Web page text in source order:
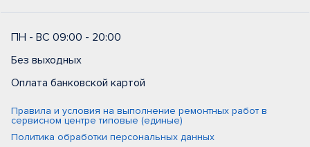
ПН - ВС 09:00 - 20:00
Без выходных
Оплата банковской картой
Правила и условия на выполнение ремонтных работ в
сервисном центре типовые (единые)
Политика обработки персональных данных